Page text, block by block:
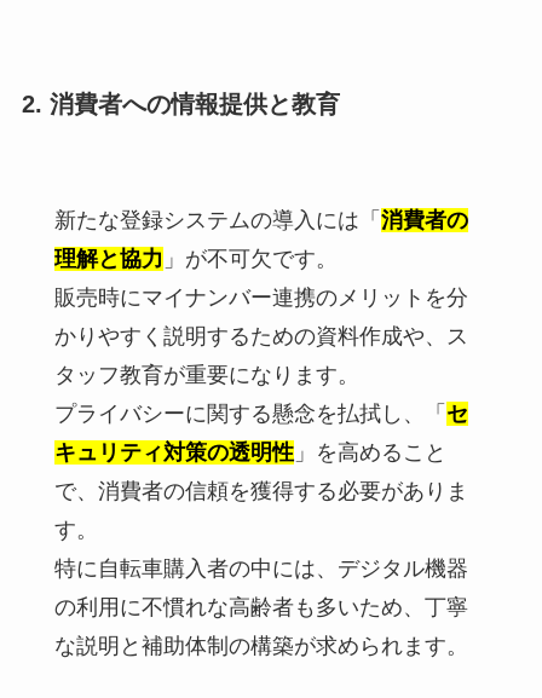
2. 消費者への情報提供と教育
新たな登録システムの導入には「 消費者の
理解と協力 」が不可欠です。
販売時にマイナンバー連携のメリットを分
かりやすく説明するための資料作成や、ス
タッフ教育が重要になります。
プライバシーに関する懸念を払拭し、「 セ
キュリティ対策の透明性」を高めること
で、消費者の信頼を獲得する必要がありま
す。
特に自転車購入者の中には、デジタル機器
の利用に不慣れな高齢者も多いため、丁寧
な説明と補助体制の構築が求められます。